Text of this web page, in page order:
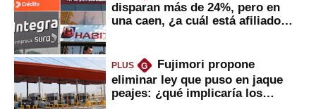
disparan más de 24%, pero en
una caen, ¿a cuál está afiliado
PLUS G
Fujimori propone
eliminar ley que puso en jaque
peajes: ¿qué implicaría los